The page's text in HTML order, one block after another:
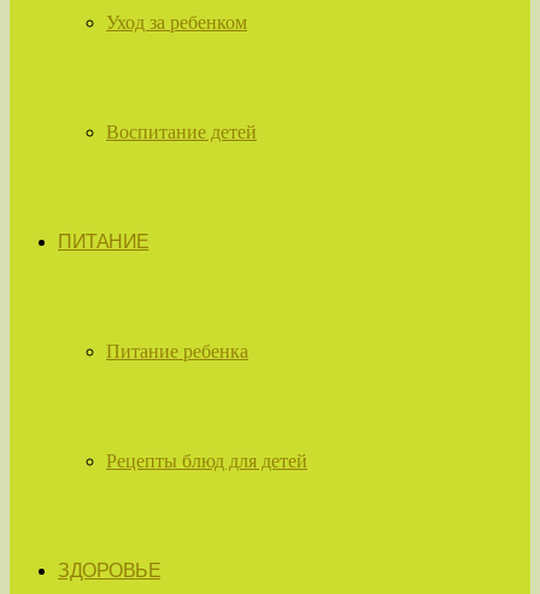
Уход за ребенком
Воспитание детей
ПИТАНИЕ
Питание ребенка
Рецепты блюд для детей
ЗДОРОВЬЕ